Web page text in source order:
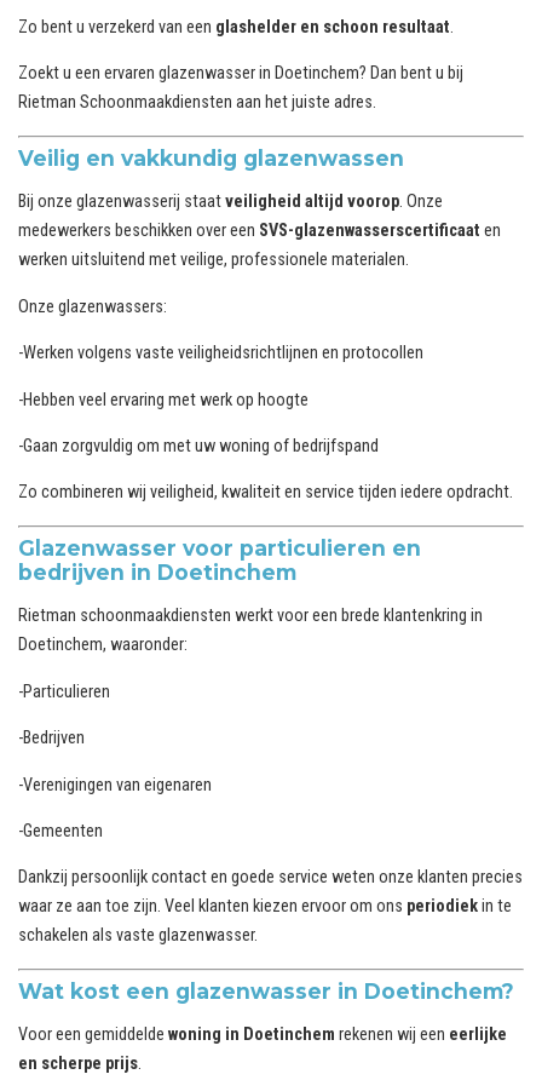
Zo bent u verzekerd van een glashelder en schoon resultaat.
Zoekt u een ervaren glazenwasser in Doetinchem? Dan bent u bij
Rietman Schoonmaakdiensten aan het juiste adres.
Veilig en vakkundig glazenwassen
Bij onze glazenwasserij staatveiligheid altijd voorop. Onze
medewerkers beschikken over een SVS-glazenwasserscertificaat en
werken uitsluitend met veilige, professionele materialen.
Onze glazenwassers:
-Werken volgens vaste veiligheidsrichtlijnen en protocollen
-Hebben veel ervaring met werk op hoogte
-Gaan zorgvuldig om met uw woning of bedrijfspand
Zo combineren wij veiligheid, kwaliteit en service tijden iedere opdracht.
Glazenwasser voor particulieren en
bedrijven in Doetinchem
Rietman schoonmaakdiensten werkt voor een brede klantenkring in
Doetinchem, waaronder:
-Particulieren
-Bedrijven
-Verenigingen van eigenaren
-Gemeenten
Dankzij persoonlijk contact en goede service weten onze klanten precies
waar ze aan toe zijn. Veel klanten kiezen ervoor om ons periodiekin te
schakelen als vaste glazenwasser.
Wat kost een glazenwasser in Doetinchem?
Voor een gemiddelde woning in Doetinchem rekenen wij een eerlijke
en scherpe prijs.